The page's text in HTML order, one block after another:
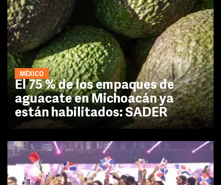
MÉXICO
El 75 % de los empaques de
aguacate en Michoacán ya
están habilitados: SADER